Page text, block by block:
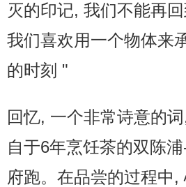
灭的印记, 我们不能再
我们喜欢用一个物体来
的时刻 "
回忆, 一个非常诗意的
自于6年烹饪茶的双陈
府跑。在品尝的过程中,